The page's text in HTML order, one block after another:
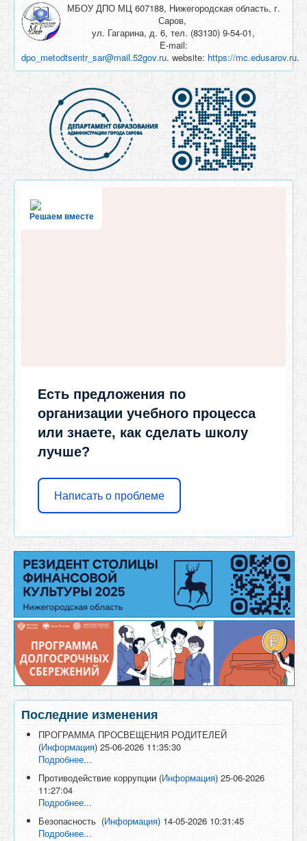
МБОУ ДПО МЦ 607188, Нижегородская область, г.
Саров,
ул. Гагарина, д. 6, тел. (83130) 9-54-01,
E-mail:
dpo_metodtsentr_sar@mail.52gov.ru. website: https://mc.edusarov.ru.
Решаем вместе
Есть предложения по
организации учебного процесса
или знаете, как сделать школу
лучше?
Написать о проблеме
Последние изменения
ПРОГРАММА ПРОСВЕЩЕНИЯ РОДИТЕЛЕЙ
(Информация) 25-06-2026 11:35:30
Подробнее...
Противодействие коррупции (Информация) 25-06-2026
11:27:04
Подробнее...
Безопасность (Информация) 14-05-2026 10:31:45
Подробнее...